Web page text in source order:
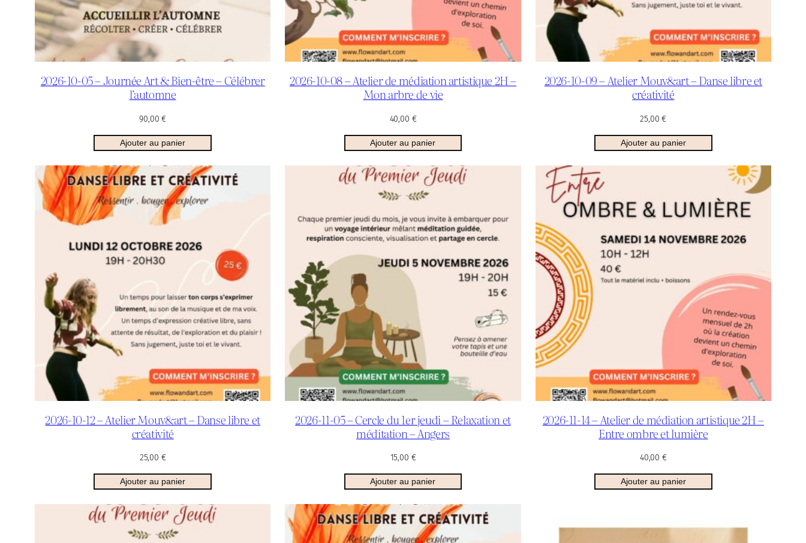
2026-10-05 – Journée Art & Bien-être – Célébrer
l’automne
90,00€
Ajouter au panier
2026-10-08 – Atelier de médiation artistique 2H –
Mon arbre de vie
40,00 €
Ajouter au panier
2026-10-09 – Atelier Mouv&art – Danse libre et
créativité
25,00€
Ajouter au panier
2026-10-12 – Atelier Mouv&art – Danse libre et
créativité
25,00 €
Ajouter au panier
2026-11-05 – Cercle du 1er jeudi – Relaxation et
méditation – Angers
15,00 €
Ajouter au panier
2026-11-14 – Atelier de médiation artistique 2H –
Entre ombre et lumière
40,00 €
Ajouter au panier